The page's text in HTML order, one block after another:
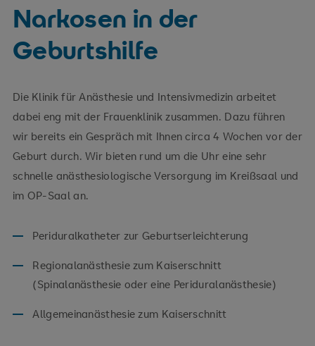
Narkosen in der
Geburtshilfe
Die Klinik für Anästhesie und Intensivmedizin arbeitet
dabei eng mit der Frauenklinik zusammen. Dazu führen
wir bereits ein Gespräch mit Ihnen circa 4 Wochen vor der
Geburt durch. Wir bieten rund um die Uhr eine sehr
schnelle anästhesiologische Versorgung im Kreißsaal und
im OP-Saal an.
Periduralkatheter zur Geburtserleichterung
Regionalanästhesie zum Kaiserschnitt
(Spinalanästhesie oder eine Periduralanästhesie)
Allgemeinanästhesie zum Kaiserschnitt